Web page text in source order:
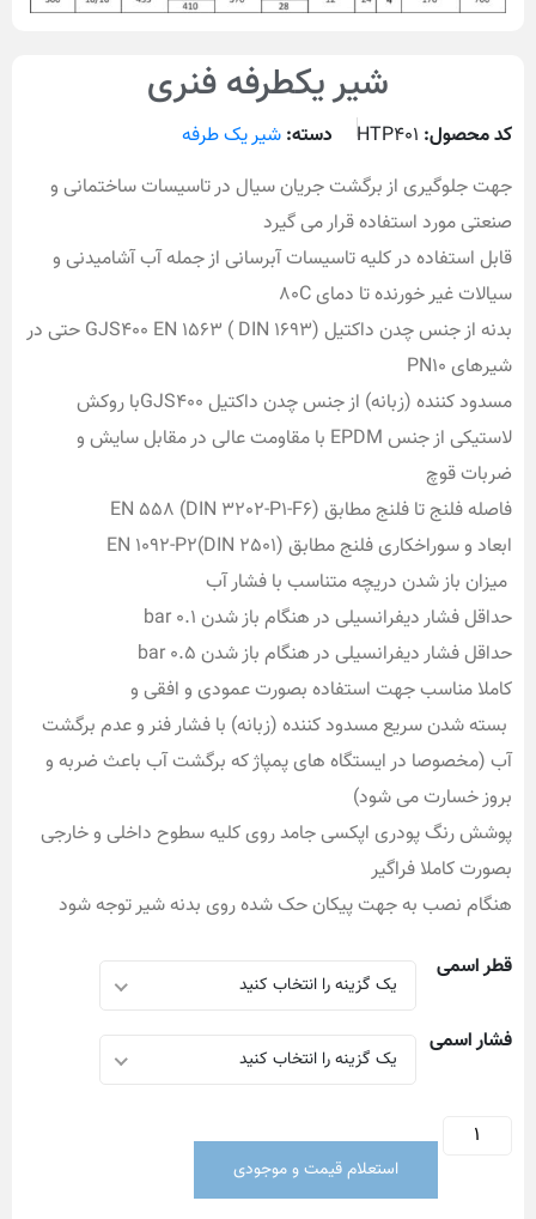
شیر یکطرفه فنری
کد محصول: HTP401 دسته: شیر یک طرفه
جهت جلوگیری از برگشت جریان سیال در تاسیسات ساختمانی و
صنعتی مورد استفاده قرار می گیرد
قابل استفاده در کلیه تاسیسات آبرسانی از جمله آب آشامیدنی و
سیالات غیر خورنده تا دمای 80C
بدنه از جنس چدن داکتیل (1693 GJS400 EN 1563 ( DIN حتی در
شیرهای PN10
مسدود کننده (زبانه) از جنس چدن داکتیل GJS400با روکش
لاستیکی از جنس EPDM با مقاومت عالی در مقابل سایش و
ضربات قوچ
فاصله فلنج تا فلنج مطابق EN 558 (DIN 3202-P1-F6)
ابعاد و سوراخکاری فلنج مطابق EN 1092-P2(DIN 2501)
میزان باز شدن دریچه متناسب با فشار آب
حداقل فشار دیفرانسیلی در هنگام باز شدن 0.1 bar
حداقل فشار دیفرانسیلی در هنگام باز شدن 0.5 bar
کاملا مناسب جهت استفاده بصورت عمودی و افقی و
بسته شدن سریع مسدود کننده (زبانه) با فشار فنر و عدم برگشت
آب (مخصوصا در ایستگاه های پمپاژ که برگشت آب باعث ضربه و
بروز خسارت می شود)
پوشش رنگ پودری اپکسی جامد روی کلیه سطوح داخلی و خارجی
بصورت کاملا فراگیر
هنگام نصب به جهت پیکان حک شده روی بدنه شیر توجه شود
قطر اسمی
یک گزینه را انتخاب کنید
فشار اسمی
یک گزینه را انتخاب کنید
استعلام قیمت و موجودی